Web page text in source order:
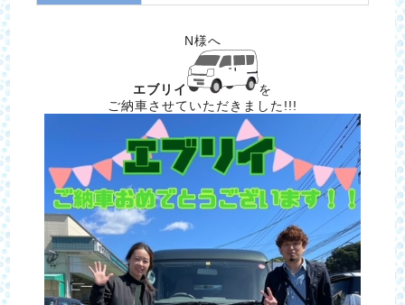
N様へ
エブリイ
を
ご納車させていただきました!!!